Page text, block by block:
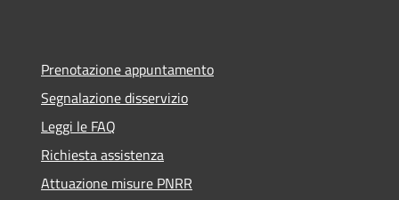
Prenotazione appuntamento
Segnalazione disservizio
Leggi le FAQ
Richiesta assistenza
Attuazione misure PNRR